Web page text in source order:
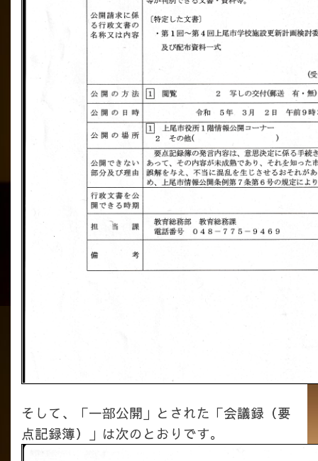
そして、「一部公開」とされた「会議録（要
点記録簿）」は次のとおりです。